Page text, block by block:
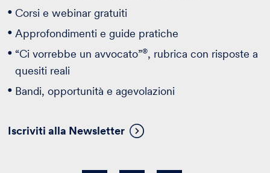
Corsi e webinar gratuiti
Approfondimenti e guide pratiche
“Ci vorrebbe un avvocato”®, rubrica con risposte a
quesiti reali
Bandi, opportunità e agevolazioni
Iscriviti alla Newsletter